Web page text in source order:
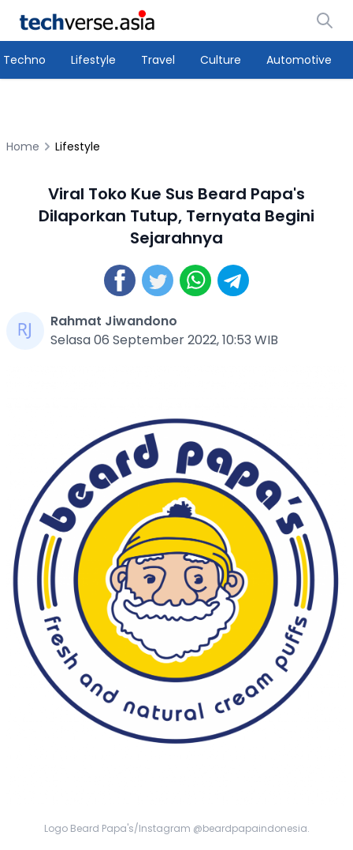
Techno Lifestyle Travel Culture Automotive
Home Lifestyle
Viral Toko Kue Sus Beard Papa's
Dilaporkan Tutup, Ternyata Begini
Sejarahnya
Rahmat Jiwandono
Selasa 06 September 2022, 10:53 WIB
Logo Beard Papa's/Instagram @beardpapaindonesia.